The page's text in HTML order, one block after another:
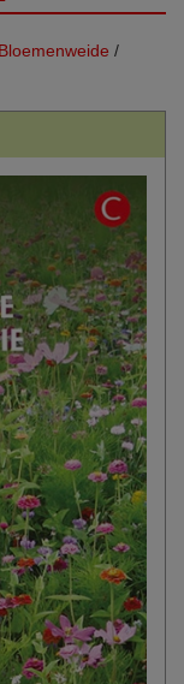
Bloemenweide /